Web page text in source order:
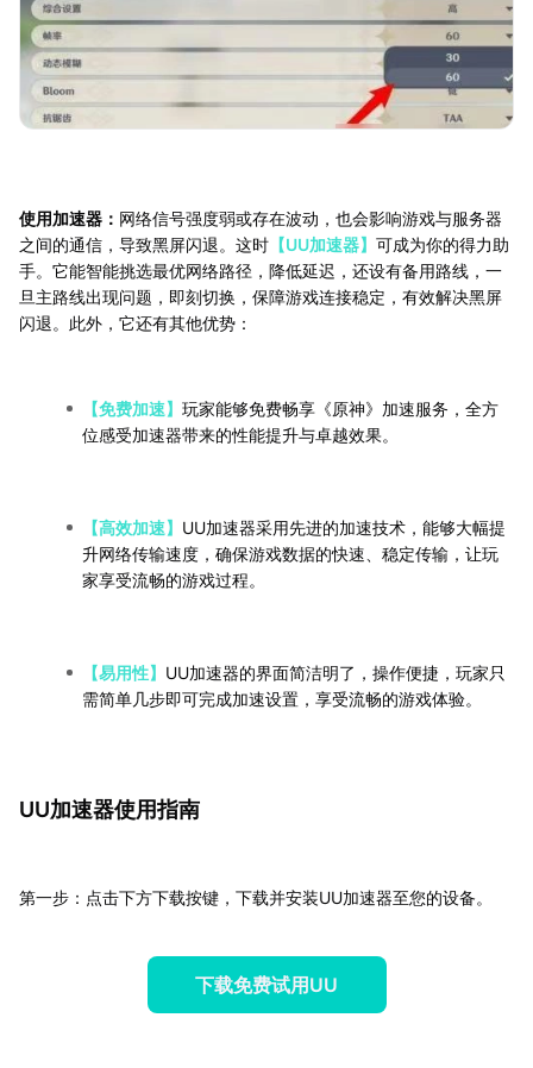
使用加速器： 网络信号强度弱或存在波动，也会影响游戏与服务器
之间的通信，导致黑屏闪退。这时 【UU加速器】 可成为你的得力助
手。它能智能挑选最优网络路径，降低延迟，还设有备用路线，一
旦主路线出现问题，即刻切换，保障游戏连接稳定，有效解决黑屏
闪退。此外，它还有其他优势：
【免费加速】 玩家能够免费畅享《原神》加速服务，全方
位感受加速器带来的性能提升与卓越效果。
【高效加速】 UU加速器采用先进的加速技术，能够大幅提
升网络传输速度，确保游戏数据的快速、稳定传输，让玩
家享受流畅的游戏过程。
【易用性】 UU加速器的界面简洁明了，操作便捷，玩家只
需简单几步即可完成加速设置，享受流畅的游戏体验。
UU加速器使用指南
第一步：点击下方下载按键，下载并安装UU加速器至您的设备。
下载免费试用UU